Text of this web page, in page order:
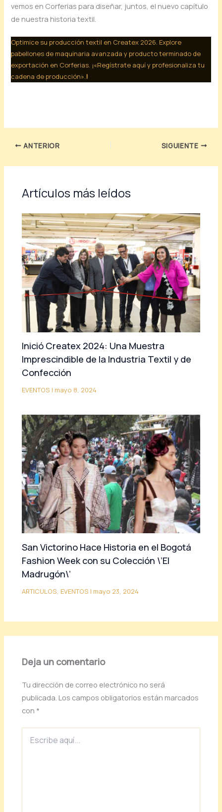
vemos en Corferias para diseñar, juntos, el nuevo capítulo
de nuestra historia textil.
Optimice su producción textil en Createx 2026. Explore
pabellones de maquinaria avanzada y producto terminado de
exportación en Corferias. ¡«Regístrate aquí y profesionaliza tu
cadena de producción».!
ANTERIOR SIGUIENTE
Artículos más leídos
Inició Createx 2024: Una Muestra
Imprescindible de la Industria Textil y de
Confección
EVENTOS | mayo 8, 2024
San Victorino Hace Historia en el Bogotá
Fashion Week con su Colección \’El
Madrugón\’
ARTICULOS, EVENTOS | mayo 23, 2024
Deja un comentario
Tu dirección de correo electrónico no será
publicada. Los campos obligatorios están marcados
con *
aquí...